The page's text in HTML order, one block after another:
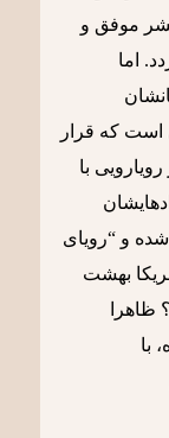
موفق و
اما
است که قرار
با
و “رویای
بهشت
با